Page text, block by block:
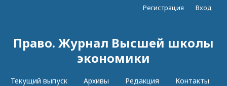
Право. Журнал Высшей школы
экономики
Текущий выпуск Архивы Редакция Контакты
Регистрация Вход